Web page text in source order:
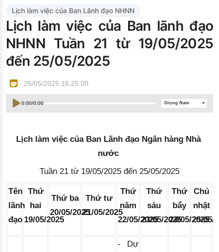
Đào tạo ISO
Lịch làm việc của Ban Lãnh đạo NHNN
Lịch làm việc của Ban lãnh đạo
NHNN Tuần 21 từ 19/05/2025
đến 25/05/2025
26/05/2025 16:25:00
0:00/0:00 Giọng Nam
Lịch làm việc của Ban Lãnh đạo Ngân hàng Nhà
nước
Tuần 21 từ 19/05/2025 đến 25/05/2025
Tên
lãnh
đạo
Thứ
hai
19/05/2025
Thứ ba
20/05/2025
Thứ tư
21/05/2025
Thứ
năm
22/05/2025
Thứ
sáu
23/05/2025
Thứ
bẩy
24/05/2025
Chủ
nhật
25/05/
- Dự